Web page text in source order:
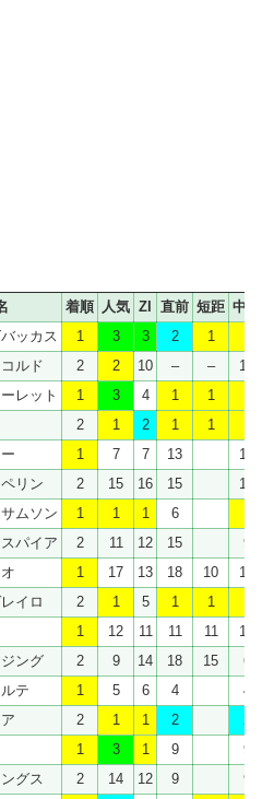
着順 人気 ZI 直前 短距 中距
ッカス 1 3 3 2 1
ルド
2 2 10 – – 10
レット 1 3 4 1 1
2 1 2 1 1
1 7 7 13
12
リン
2 15 16 15 12
ムソン 1 1 1 6
パイア
2 11 12 15 9
メオ 1 17 13 18 10
13
レイロ
2 1 5 1 1
1 12 11 11 11
15
ング
2 9 14 18 15 6
テ 1 5 6 4
4
2 1 1 2 2
1 3 1 9
9
グス
2 14 12 9 9